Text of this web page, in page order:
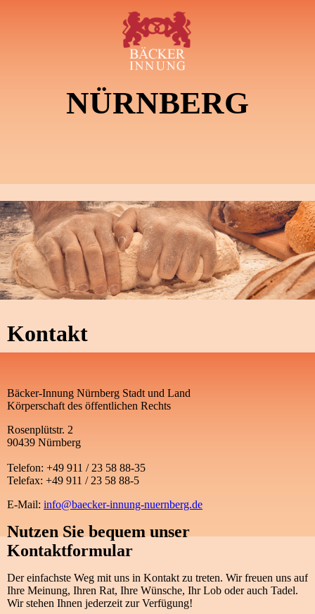
NÜRNBERG
Kontakt
Bäcker-Innung Nürnberg Stadt und Land
Körperschaft des öffentlichen Rechts
Rosenplütstr. 2
90439 Nürnberg
Telefon: +49 911 / 23 58 88-35
Telefax: +49 911 / 23 58 88-5
E-Mail: info@baecker-innung-nuernberg.de
Nutzen Sie bequem unser
Kontaktformular
Der einfachste Weg mit uns in Kontakt zu treten. Wir freuen uns auf
Ihre Meinung, Ihren Rat, Ihre Wünsche, Ihr Lob oder auch Tadel.
Wir stehen Ihnen jederzeit zur Verfügung!